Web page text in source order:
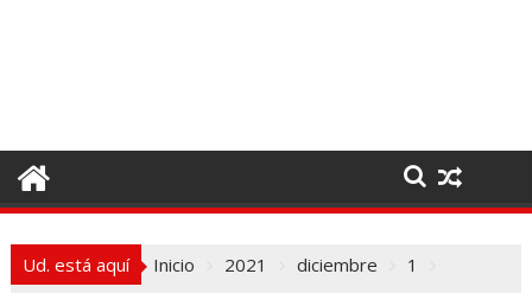
o
t
Ud. está aquí Inicio 2021 diciembre
1